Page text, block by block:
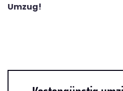
Umzug!